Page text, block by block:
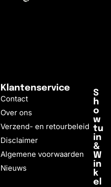
Klantenservice
Contact
Over ons
Verzend- en retourbeleid
Disclaimer
Algemene voorwaarden
Nieuws
S
h
o
w
tu
in
&
W
in
k
el